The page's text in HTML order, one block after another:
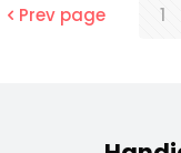
Prev page 1